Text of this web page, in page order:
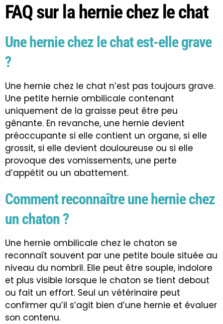
FAQ sur la hernie chez le chat
Une hernie chez le chat est-elle grave
?
Une hernie chez le chat n’est pas toujours grave.
Une petite hernie ombilicale contenant
uniquement de la graisse peut être peu
gênante. En revanche, une hernie devient
préoccupante si elle contient un organe, si elle
grossit, si elle devient douloureuse ou si elle
provoque des vomissements, une perte
d’appétit ou un abattement.
Comment reconnaître une hernie chez
un chaton ?
Une hernie ombilicale chez le chaton se
reconnaît souvent par une petite boule située au
niveau du nombril. Elle peut être souple, indolore
et plus visible lorsque le chaton se tient debout
ou fait un effort. Seul un vétérinaire peut
confirmer qu’il s’agit bien d’une hernie et évaluer
son contenu.